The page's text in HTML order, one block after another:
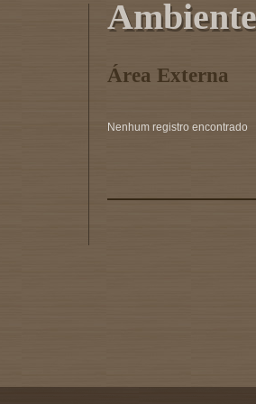
Área Externa
Nenhum registro encontrado